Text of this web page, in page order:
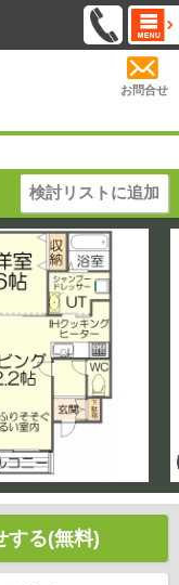
お問合せ
検討リストに追加
する(無料)